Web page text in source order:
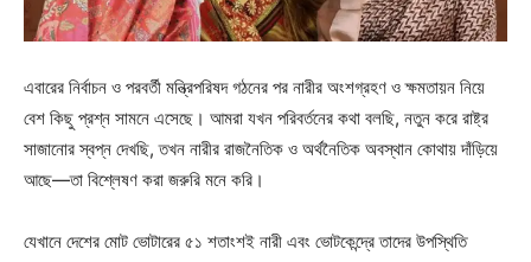
এবারের নির্বাচন ও পরবর্তী মন্ত্রিপরিষদ গঠনের পর নারীর অংশগ্রহণ ও ক্ষমতায়ন নিয়ে
বেশ কিছু প্রশ্ন সামনে এসেছে। আমরা যখন পরিবর্তনের কথা বলছি, নতুন করে রাষ্ট্র
সাজানোর স্বপ্ন দেখছি, তখন নারীর রাজনৈতিক ও অর্থনৈতিক অবস্থান কোথায় দাঁড়িয়ে
আছে—তা বিশ্লেষণ করা জরুরি মনে করি।
যেখানে দেশের মোট ভোটারের ৫১ শতাংশই নারী এবং ভোটকেন্দ্রে তাদের উপস্থিতি